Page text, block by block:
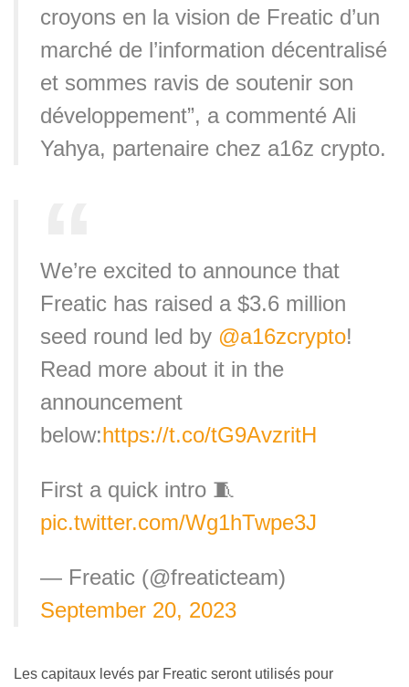
croyons en la vision de Freatic d’un
marché de l’information décentralisé
et sommes ravis de soutenir son
développement”, a commenté Ali
Yahya, partenaire chez a16z crypto.
We’re excited to announce that
Freatic has raised a $3.6 million
seed round led by @a16zcrypto!
Read more about it in the
announcement
below:https://t.co/tG9AvzritH
First a quick intro 🧵
pic.twitter.com/Wg1hTwpe3J
— Freatic (@freaticteam)
September 20, 2023
Les capitaux levés par Freatic seront utilisés pour